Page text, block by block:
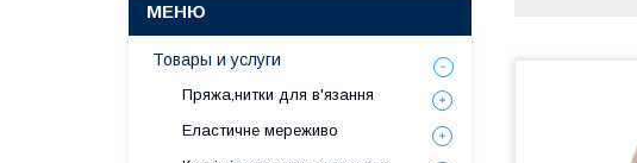
Товары и услуги
Пряжа,нитки для в'язання
Еластичне мереживо